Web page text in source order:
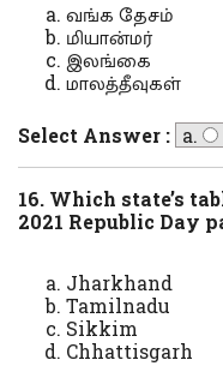
வங்க தேசம்
மியான்மர்
இலங்கை
மாலத்தீவுகள்
Select Answer : a.
16. Which state’s
2021 Republic Day
Jharkhand
Tamilnadu
Sikkim
Chhattisgarh